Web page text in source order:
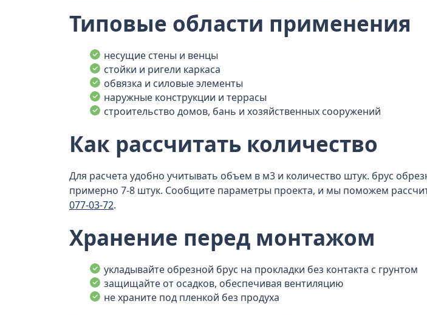
Типовые области применения
несущие стены и венцы
стойки и ригели каркаса
обвязка и силовые элементы
наружные конструкции и террасы
строительство домов, бань и хозяйственных сооружений
Как рассчитать количество
Для расчета удобно учитывать объем в м3 и количество штук. брус
примерно 7-8 штук. Сообщите параметры проекта, и мы поможем
077-03-72.
Хранение перед монтажом
укладывайте обрезной брус на прокладки без контакта с грунтом
защищайте от осадков, обеспечивая вентиляцию
не храните под пленкой без продуха